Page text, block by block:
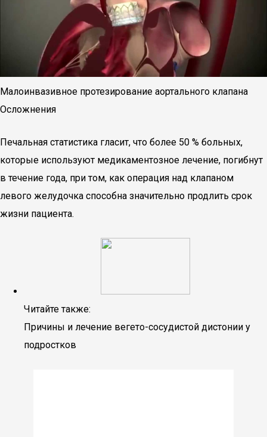
Малоинвазивное протезирование аортального клапана
Осложнения
Печальная статистика гласит, что более 50 % больных,
которые используют медикаментозное лечение, погибнут
в течение года, при том, как операция над клапаном
левого желудочка способна значительно продлить срок
жизни пациента.
Читайте также:
Причины и лечение вегето-сосудистой дистонии у
подростков